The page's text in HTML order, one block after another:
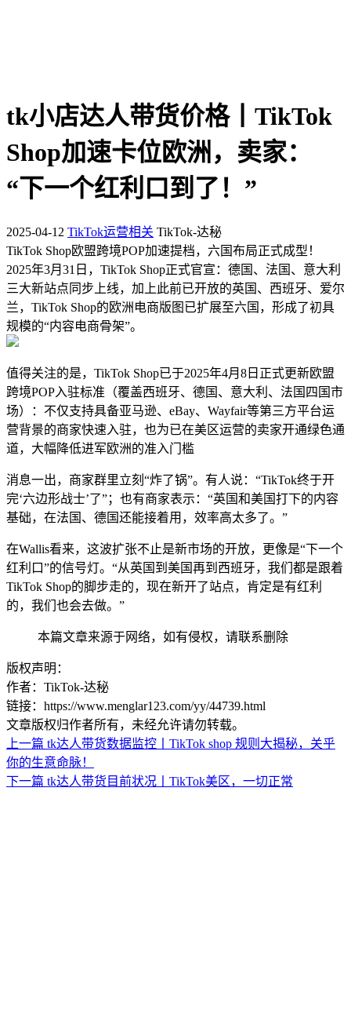
tk小店达人带货价格丨TikTok
Shop加速卡位欧洲，卖家：
“下一个红利口到了！”
2025-04-12 TikTok运营相关 TikTok-达秘
TikTok Shop欧盟跨境POP加速提档，六国布局正式成型！
2025年3月31日，TikTok Shop正式官宣：德国、法国、意大利
三大新站点同步上线，加上此前已开放的英国、西班牙、爱尔
兰，TikTok Shop的欧洲电商版图已扩展至六国，形成了初具
规模的“内容电商骨架”。
值得关注的是，TikTok Shop已于2025年4月8日正式更新欧盟
跨境POP入驻标准（覆盖西班牙、德国、意大利、法国四国市
场）：不仅支持具备亚马逊、eBay、Wayfair等第三方平台运
营背景的商家快速入驻，也为已在美区运营的卖家开通绿色通
道，大幅降低进军欧洲的准入门槛
消息一出，商家群里立刻“炸了锅”。有人说：“TikTok终于开
完‘六边形战士’了”；也有商家表示：“英国和美国打下的内容
基础，在法国、德国还能接着用，效率高太多了。”
在Wallis看来，这波扩张不止是新市场的开放，更像是“下一个
红利口”的信号灯。“从英国到美国再到西班牙，我们都是跟着
TikTok Shop的脚步走的，现在新开了站点，肯定是有红利
的，我们也会去做。”
本篇文章来源于网络，如有侵权，请联系删除
版权声明：
作者：TikTok-达秘
链接：https://www.menglar123.com/yy/44739.html
文章版权归作者所有，未经允许请勿转载。
上一篇 tk达人带货数据监控丨TikTok shop 规则大揭秘，关乎
你的生意命脉！
下一篇 tk达人带货目前状况丨TikTok美区，一切正常